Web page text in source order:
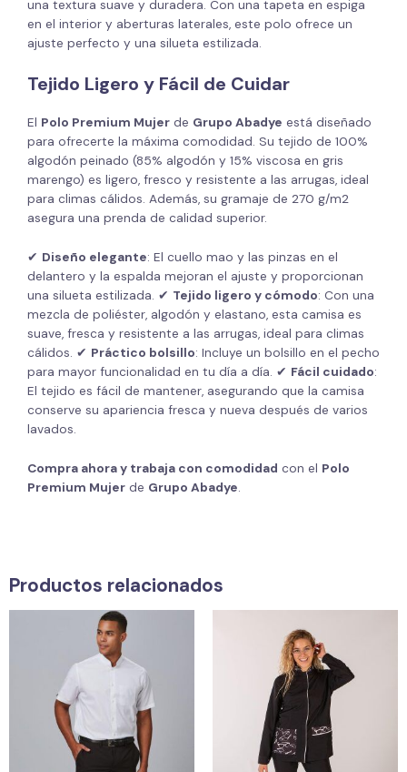
una textura suave y duradera. Con una tapeta en espiga
en el interior y aberturas laterales, este polo ofrece un
ajuste perfecto y una silueta estilizada.
Tejido Ligero y Fácil de Cuidar
El Polo Premium Mujer de Grupo Abadye está diseñado
para ofrecerte la máxima comodidad. Su tejido de 100%
algodón peinado (85% algodón y 15% viscosa en gris
marengo) es ligero, fresco y resistente a las arrugas, ideal
para climas cálidos. Además, su gramaje de 270 g/m2
asegura una prenda de calidad superior.
✔ Diseño elegante: El cuello mao y las pinzas en el
delantero y la espalda mejoran el ajuste y proporcionan
una silueta estilizada. ✔ Tejido ligero y cómodo: Con una
mezcla de poliéster, algodón y elastano, esta camisa es
suave, fresca y resistente a las arrugas, ideal para climas
cálidos. ✔ Práctico bolsillo: Incluye un bolsillo en el pecho
para mayor funcionalidad en tu día a día. ✔ Fácil cuidado:
El tejido es fácil de mantener, asegurando que la camisa
conserve su apariencia fresca y nueva después de varios
lavados.
Compra ahora y trabaja con comodidad con el Polo
Premium Mujer de Grupo Abadye.
Productos relacionados